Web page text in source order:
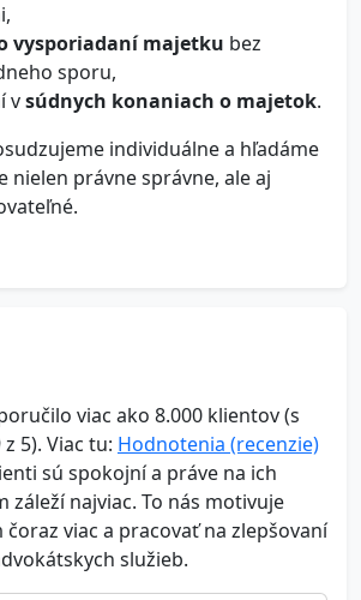
vysporiadaní majetku bez
sporu,
vsúdnych konaniach o majetok.
individuálne a hľadáme
nielen právne správne, ale aj
viac ako 8.000 klientov (s
5). Viac tu: Hodnotenia (recenzie)
sú spokojní a práve na ich
záleží najviac. To nás motivuje
viac a pracovať na zlepšovaní
služieb.